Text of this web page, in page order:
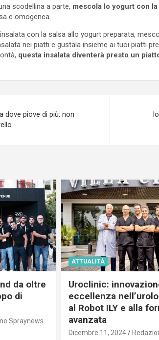
scodellina a parte, mescola lo yogurt con la
e omogenea.
con la salsa allo yogurt preparata,
nei piatti e gustala insieme ai tuoi piatti
questa insalata diventerà presto un
dove piove di più: non
da oltre
di
Spraynews
ATTUALITÀ
Uroclinic:
eccellenza
al Robot ILY e alla
avanzata
Dicembre 11, 2024